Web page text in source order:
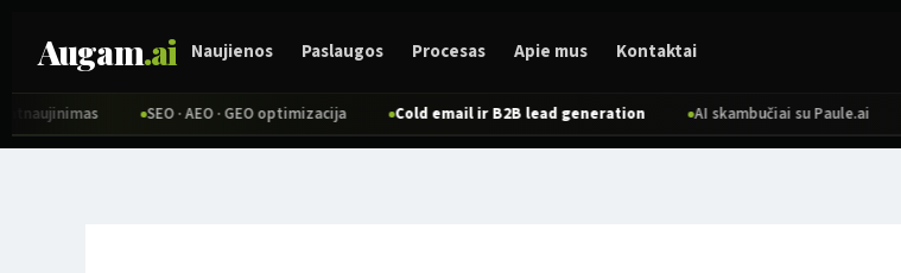
Augam.ai Naujienos Paslaugos Procesas Apie mus Kontaktai
SEO · AEO · GEO optimizacija Cold email ir B2B lead generation AI skambučiai su Paule.ai